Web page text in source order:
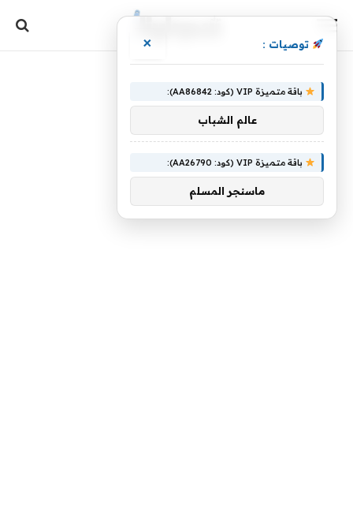
توصيات : ×
باقة متميزة VIP (كود: AA86842):
عالم الشباب
باقة متميزة VIP (كود: AA26790):
ماسنجر المسلم